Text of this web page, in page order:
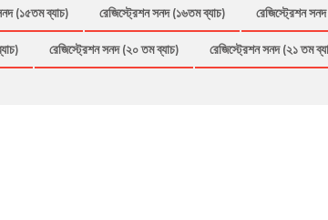
(১৫তম ব্যাচ) রেজিস্ট্রেশন সনদ (১৬তম ব্যাচ)
রেজিস্ট্রেশন
রেজিস্ট্রেশন সনদ (২০ তম ব্যাচ) রেজিস্ট্রেশন সনদ (২১ তম